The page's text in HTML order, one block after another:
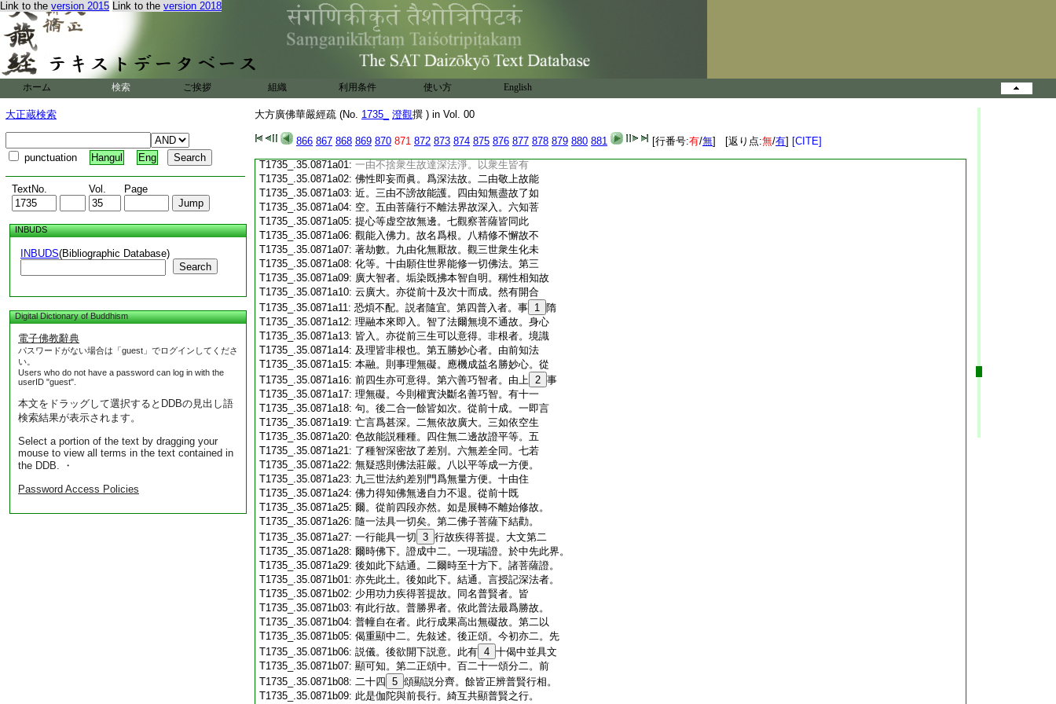
Link to the version 2015 Link to the version 2018
ホーム 検索 ご挨拶 組織 利用条件 使い方 English
大正蔵検索
punctuation Hangul Eng
TextNo. Vol. Page
INBUDS
INBUDS(Bibliographic Database)
Search
Digital Dictionary of Buddhism
電子佛教辭典
パスワードがない場合は「guest」でログインしてくださ
い。
Users who do not have a password can log in with the
userID "guest".
本文をドラッグして選択するとDDBの見出し語
検索結果が表示されます。
Select a portion of the text by dragging your
mouse to view all terms in the text contained in
the DDB. ・
Password Access Policies
大方廣佛華嚴經疏 (No. 1735_ 澄觀撰 ) in Vol. 00
866 867 868 869 870 871 872 873 874 875 876 877 878 879 880 881 [行番号:有/無] [返り点:無/有] [CITE]
T1735_.35.0870c19:攝後。一治一切治也。説有前後得即一時。
T1735_.35.0870c20: 今初分二。先標擧勸修。後何等下徴列及
T1735_.35.0870c21:結。於中十法攝爲五對。辨五種修。初二約
T1735_.35.0870c22:
人明謙敬修。敬上愛下故。次二約法明眞
正修。順教知事故。次二約心行明廣大修。
樂大行堅大心故。次二約智明増勝修。内
T1735_.35.0870c25:入果智外起勝辨故。後二約悲願明長時
T1735_.35.0870c26:
修。衆生無盡悲化不疲。世界無邊願住不著
T1735_.35.0870c27:
故。第 7 二清淨者。依前正修行。時成離染
T1735_.35.0870c28: 故。文中二。初躡前起後。後徴數列名。下
T1735_.35.0871a01: 一由不捨衆生故達深法淨。以衆生皆有
T1735_.35.0871a02: 佛性即妄而眞。爲深法故。二由敬上故能
T1735_.35.0871a03: 近。三由不謗故能護。四由知無盡故了如
T1735_.35.0871a04: 空。五由菩薩行不離法界故深入。六知菩
T1735_.35.0871a05: 提心等虚空故無邊。七觀察菩薩皆同此
T1735_.35.0871a06: 觀能入佛力。故名爲根。八精修不懈故不
T1735_.35.0871a07: 著劫數。九由化無厭故。觀三世衆生化未
T1735_.35.0871a08: 化等。十由願住世界能修一切佛法。第三
T1735_.35.0871a09: 廣大智者。垢染既拂本智自明。稱性相知故
T1735_.35.0871a10: 云廣大。亦從前十及次十而成。然有開合
T1735_.35.0871a11: 恐煩不配。説者隨宜。第四普入者。事 1 隋
T1735_.35.0871a12: 理融本來即入。智了法爾無境不通故。身心
T1735_.35.0871a13: 皆入。亦從前三生可以意得。非根者。境識
T1735_.35.0871a14: 及理皆非根也。第五勝妙心者。由前知法
T1735_.35.0871a15: 本融。則事理無礙。應機成益名勝妙心。從
T1735_.35.0871a16: 前四生亦可意得。第六善巧智者。由上 2 事
T1735_.35.0871a17: 理無礙。今則權實決斷名善巧智。有十一
T1735_.35.0871a18: 句。後二合一餘皆如次。從前十成。一即言
T1735_.35.0871a19: 亡言爲甚深。二無依故廣大。三如依空生
T1735_.35.0871a20: 色故能説種種。四住無二邊故證平等。五
T1735_.35.0871a21: 了種智深密故了差別。六無差全同。七若
T1735_.35.0871a22: 無疑惑則佛法莊嚴。八以平等成一方便。
T1735_.35.0871a23: 九三世法約差別門爲無量方便。十由住
T1735_.35.0871a24: 佛力得知佛無邊自力不退。從前十既
T1735_.35.0871a25: 爾。從前四段亦然。如是展轉不離始修故。
T1735_.35.0871a26: 隨一法具一切矣。第二佛子菩薩下結勸。
T1735_.35.0871a27: 一行能具一切 3 行故疾得菩提。大文第二
T1735_.35.0871a28: 爾時佛下。證成中二。一現瑞證。於中先此界。
T1735_.35.0871a29: 後如此下結通。二爾時至十方下。諸菩薩證。
T1735_.35.0871b01: 亦先此土。後如此下。結通。言授記深法者。
T1735_.35.0871b02: 少用功力疾得菩提故。同名普賢者。皆
T1735_.35.0871b03: 有此行故。普勝界者。依此普法最爲勝故。
T1735_.35.0871b04: 普幢自在者。此行成果高出無礙故。第二以
T1735_.35.0871b05: 偈重顯中二。先敍述。後正頌。今初亦二。先
T1735_.35.0871b06: 説儀。後欲開下説意。此有 4 十偈中並具文
T1735_.35.0871b07: 顯可知。第二正頌中。百二十一頌分二。前
T1735_.35.0871b08: 二十四 5 頌顯説分齊。餘皆正辨普賢行相。
T1735_.35.0871b09: 此是伽陀與前長行。綺互共顯普賢之行。